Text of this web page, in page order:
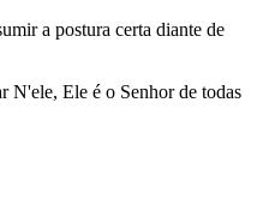
a postura certa diante de
N'ele, Ele é o Senhor de todas